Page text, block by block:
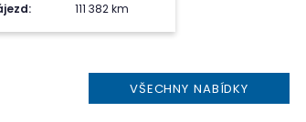
111 382 km
VŠECHNY NABÍDKY